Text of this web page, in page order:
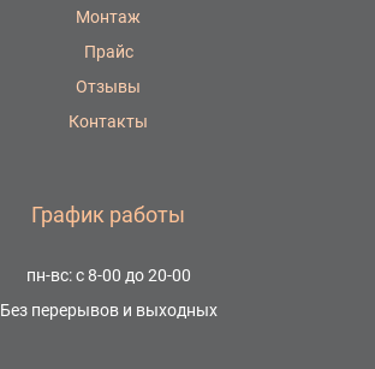
Монтаж
Прайс
Отзывы
Контакты
График работы
пн-вс: с 8-00 до 20-00
Без перерывов и выходных